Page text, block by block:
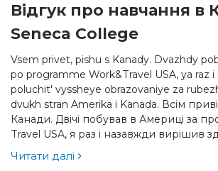
Відгук про навчання в
Seneca College
Vsem privet, pishu s Kanady. Dvazhdy
po programme Work&Travel USA, ya raz i
poluchit' vyssheye obrazovaniye za
dvukh stran Amerika i Kanada. Всім
Канади. Двічі побував в Америці за
Travel USA, я раз і назавжди вирішив
освіту за кордоном. Вибір був з двох
Канада.
Читати далі